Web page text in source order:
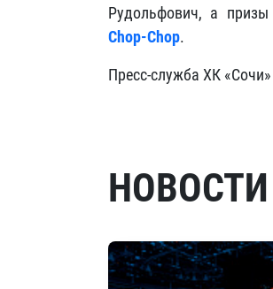
Рудольфович, а
Chop-Chop.
Пресс-служба ХК «Сочи»